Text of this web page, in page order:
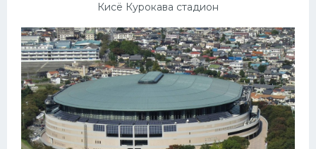
Кисё Курокава стадион